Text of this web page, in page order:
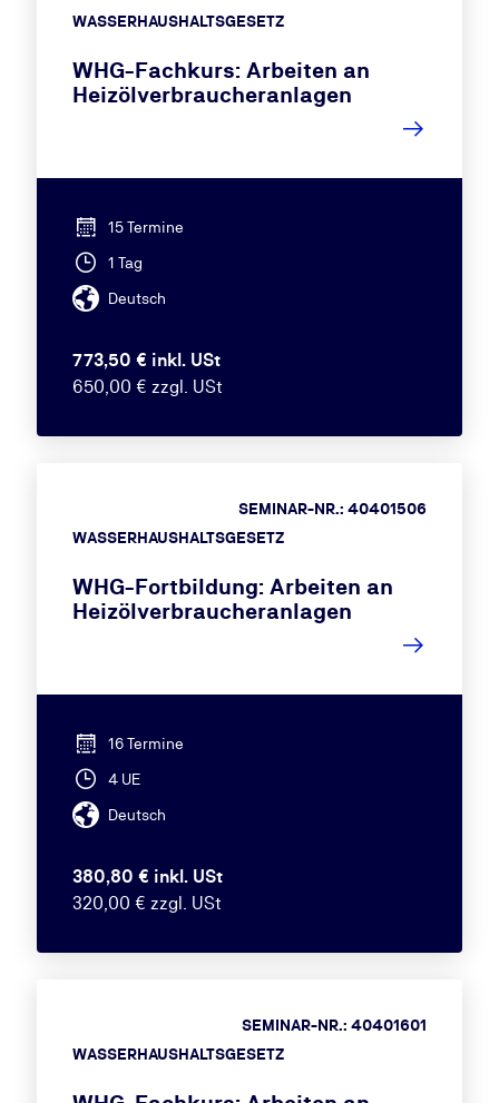
WASSERHAUSHALTSGESETZ
WHG-Fachkurs: Arbeiten an
Heizölverbraucheranlagen
15 Termine
1 Tag
Deutsch
773,50 € inkl. USt
650,00 € zzgl. USt
WASSERHAUSHALTSGESETZ
SEMINAR-NR.: 40401506
WHG-Fortbildung: Arbeiten an
Heizölverbraucheranlagen
16 Termine
4 UE
Deutsch
380,80 € inkl. USt
320,00 € zzgl. USt
WASSERHAUSHALTSGESETZ
SEMINAR-NR.: 40401601